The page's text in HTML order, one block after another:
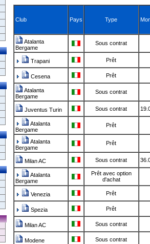
Club Pays Type
Atalanta
Bergame
Sous contrat
Trapani Prêt
Cesena Prêt
Atalanta
Bergame
Sous contrat
Juventus Turin Sous contrat
Atalanta
Bergame
Prêt
Atalanta
Bergame
Prêt
Milan AC Sous contrat
Atalanta
Bergame
Prêt avec option
d'achat
Venezia Prêt
Spezia Prêt
Milan AC Sous contrat
Modene Sous contrat